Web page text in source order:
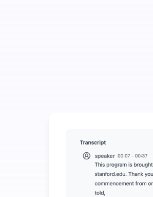
UniScribe มีการถอดเสียงฟรี
ฟีเจอร์ AI เพิ่มเติมที่มีอยู่ นอกเหนื
สร้างสรุป แผนที่ความคิด และจุ